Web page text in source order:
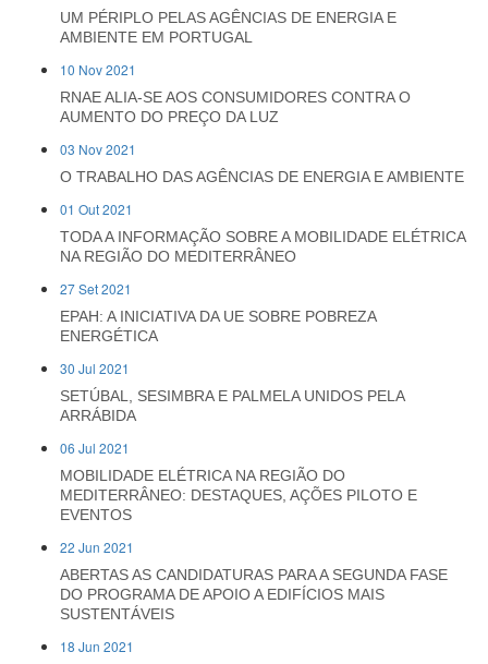
UM PÉRIPLO PELAS AGÊNCIAS DE ENERGIA E
AMBIENTE EM PORTUGAL
10 Nov 2021
RNAE ALIA-SE AOS CONSUMIDORES CONTRA O
AUMENTO DO PREÇO DA LUZ
03 Nov 2021
O TRABALHO DAS AGÊNCIAS DE ENERGIA E AMBIENTE
01 Out 2021
TODA A INFORMAÇÃO SOBRE A MOBILIDADE ELÉTRICA
NA REGIÃO DO MEDITERRÂNEO
27 Set 2021
EPAH: A INICIATIVA DA UE SOBRE POBREZA
ENERGÉTICA
30 Jul 2021
SETÚBAL, SESIMBRA E PALMELA UNIDOS PELA
ARRÁBIDA
06 Jul 2021
MOBILIDADE ELÉTRICA NA REGIÃO DO
MEDITERRÂNEO: DESTAQUES, AÇÕES PILOTO E
EVENTOS
22 Jun 2021
ABERTAS AS CANDIDATURAS PARA A SEGUNDA FASE
DO PROGRAMA DE APOIO A EDIFÍCIOS MAIS
SUSTENTÁVEIS
18 Jun 2021